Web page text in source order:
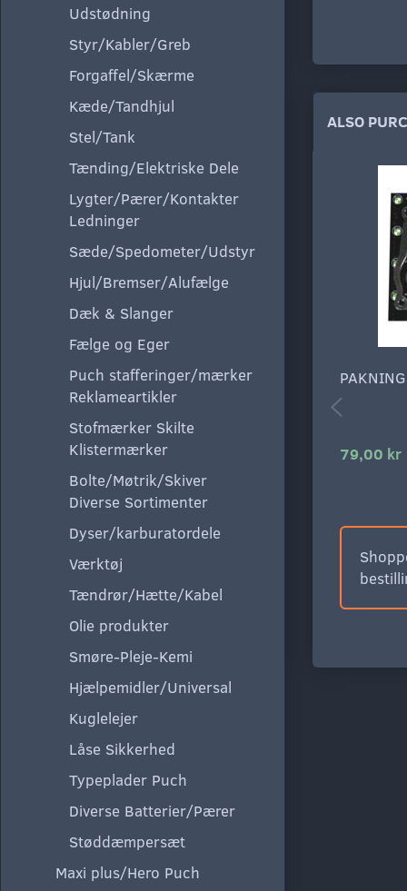
Udstødning
Styr/Kabler/Greb
Forgaffel/Skærme
Kæde/Tandhjul
Stel/Tank
Tænding/Elektriske Dele
Lygter/Pærer/Kontakter
Ledninger
Sæde/Spedometer/Udstyr
Hjul/Bremser/Alufælge
Dæk & Slanger
Fælge og Eger
Puch stafferinger/mærker
Reklameartikler
Stofmærker Skilte
Klistermærker
Bolte/Møtrik/Skiver
Diverse Sortimenter
Dyser/karburatordele
Værktøj
Tændrør/Hætte/Kabel
Olie produkter
Smøre-Pleje-Kemi
Hjælpemidler/Universal
Kuglelejer
Låse Sikkerhed
Typeplader Puch
Diverse Batterier/Pærer
Støddæmpersæt
Maxi plus/Hero Puch
ALSO
79,00 kr